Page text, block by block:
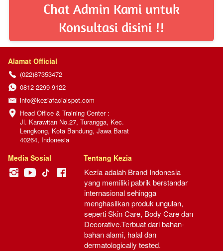
Chat Admin Kami untuk
Konsultasi disini !!
Alamat Official
(022)87353472
0812-2299-9122
info@keziafacialspot.com
Head Office & Training Center :
Jl. Karawitan No.27, Turangga, Kec.
Lengkong, Kota Bandung, Jawa Barat
40264, Indonesia
Media Sosial Tentang Kezia
Kezia adalah Brand Indonesia
yang memiliki pabrik berstandar
internasional sehingga
menghasilkan produk ungulan,
seperti Skin Care, Body Care dan
Decorative.Terbuat dari bahan-
bahan alami, halal dan
dermatologically tested.